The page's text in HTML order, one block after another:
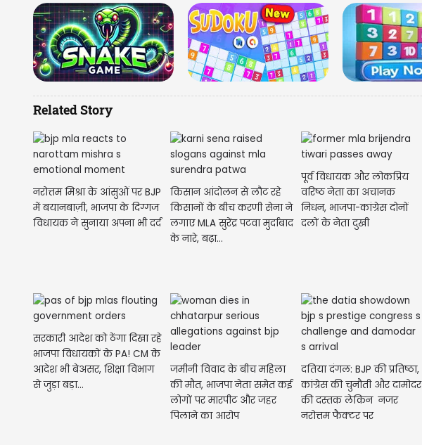
Related Story
नरोत्तम मिश्रा के आंसुओं पर BJP
में बयानबाज़ी, भाजपा के दिग्गज
विधायक ने सुनाया अपना भी दर्द
किसान आंदोलन से लौट रहे
किसानों के बीच करणी सेना ने
लगाए MLA सुरेंद्र पटवा मुर्दाबाद
के नारे, बढ़ा...
पूर्व विधायक और लोकप्रिय
वरिष्ठ नेता का अचानक
निधन, भाजपा-कांग्रेस दोनों
दलों के नेता दुखी
सरकारी आदेश को ठेंगा दिखा रहे
भाजपा विधायकों के PA! CM के
आदेश भी बेअसर, शिक्षा विभाग
से जुड़ा बड़ा...
जमीनी विवाद के बीच महिला
की मौत, भाजपा नेता समेत कई
लोगों पर मारपीट और जहर
पिलाने का आरोप
दतिया दंगल: BJP की प्रतिष्ठा,
कांग्रेस की चुनौती और दामोदर
की दस्तक लेकिन नजर
नरोत्तम फैक्टर पर